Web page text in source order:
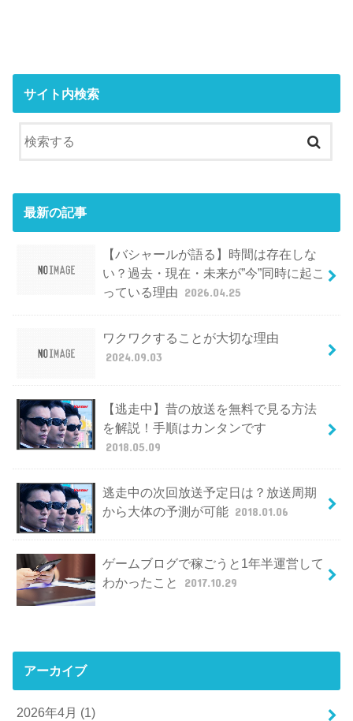
サイト内検索
最新の記事
【バシャールが語る】時間は存在しな
い？過去・現在・未来が”今”同時に起こ
っている理由 2026.04.25
ワクワクすることが大切な理由
2024.09.03
【逃走中】昔の放送を無料で見る方法
を解説！手順はカンタンです
2018.05.09
逃走中の次回放送予定日は？放送周期
から大体の予測が可能 2018.01.06
ゲームブログで稼ごうと1年半運営して
わかったこと
2017.10.29
アーカイブ
2026年4月 (1)